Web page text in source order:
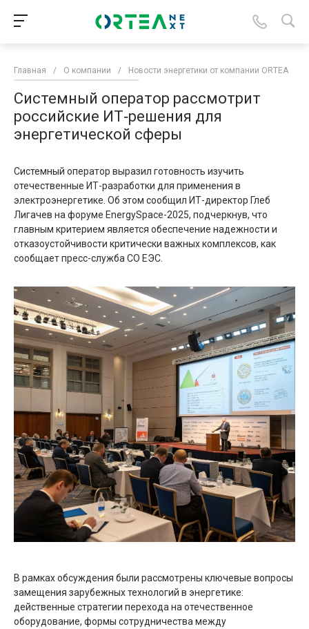
Главная / О компании / Новости энергетики от компании ORTEA
Системный оператор рассмотрит
российские ИТ‑решения для
энергетической сферы
Системный оператор выразил готовность изучить
отечественные ИТ-разработки для применения в
электроэнергетике. Об этом сообщил ИТ-директор Глеб
Лигачев на форуме EnergySpace-2025, подчеркнув, что
главным критерием является обеспечение надежности и
отказоустойчивости критически важных комплексов, как
сообщает пресс-служба СО ЕЭС.
В рамках обсуждения были рассмотрены ключевые вопросы
замещения зарубежных технологий в энергетике:
действенные стратегии перехода на отечественное
оборудование, формы сотрудничества между